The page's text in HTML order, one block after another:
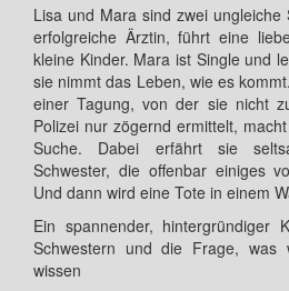
Lisa und Mara sind zwei
erfolgreiche Ärztin, führt eine
kleine Kinder. Mara ist Single und
sie nimmt das Leben, wie es
einer Tagung, von der sie nicht
Polizei nur zögernd ermittelt,
Suche. Dabei erfährt sie
Schwester, die offenbar einiges
Und dann wird eine Tote in einem
Ein spannender, hintergründiger
Schwestern und die Frage, was
wissen